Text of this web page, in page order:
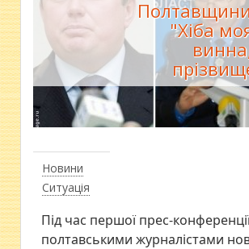
Новини
Ситуація
"Хіба
Під час першої прес-
полтавськими журналістами